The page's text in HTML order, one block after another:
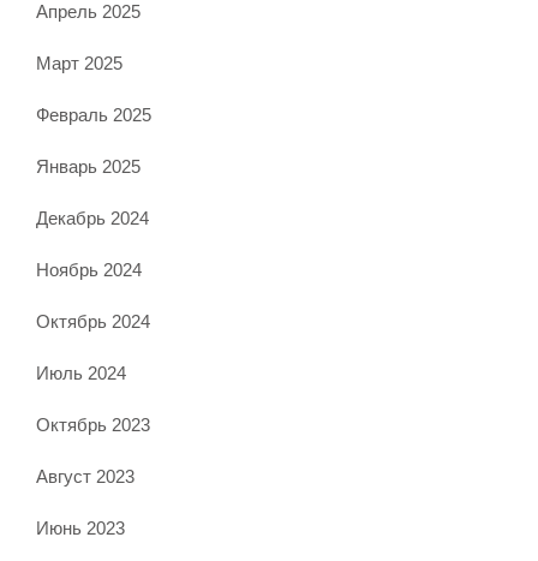
Апрель 2025
Март 2025
Февраль 2025
Январь 2025
Декабрь 2024
Ноябрь 2024
Октябрь 2024
Июль 2024
Октябрь 2023
Август 2023
Июнь 2023